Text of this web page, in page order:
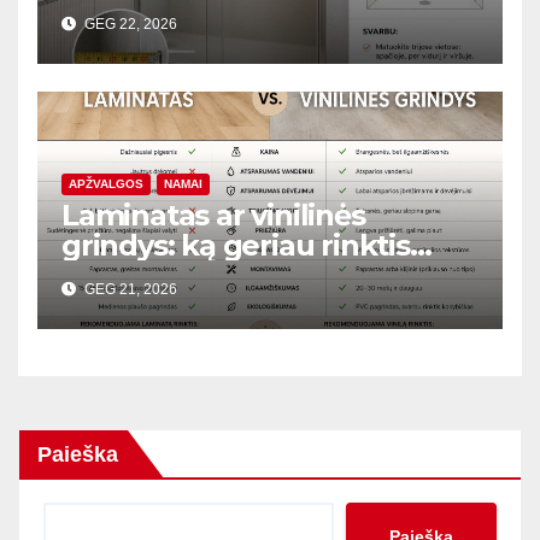
GEG 22, 2026
APŽVALGOS NAMAI
Laminatas ar vinilinės
grindys: ką geriau rinktis
butui?
GEG 21, 2026
Paieška
Paieška